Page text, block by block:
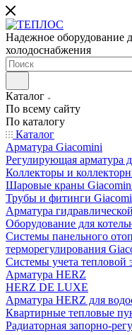
Надежное оборудование
холодоснабжения
Каталог
По всему сайту
По каталогу
Каталог
Арматура Giacomini
Регулирующая арматура
Коллекторы и
Шаровые краны
Трубы и фитинги
Арматура
Оборудование для
Системы панельного
терморегулирования
Системы учета тепловой
Арматура HERZ
HERZ DE LUXE
Арматура HERZ для
Квартирные тепловые
Радиаторная запорно-